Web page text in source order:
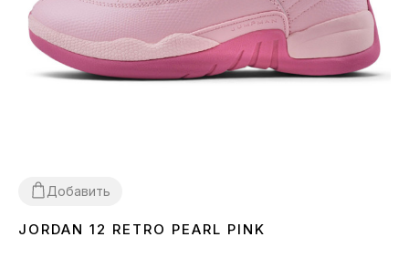
Добавить
36373839 40 41
JORDAN 12 RETRO PEARL PINK